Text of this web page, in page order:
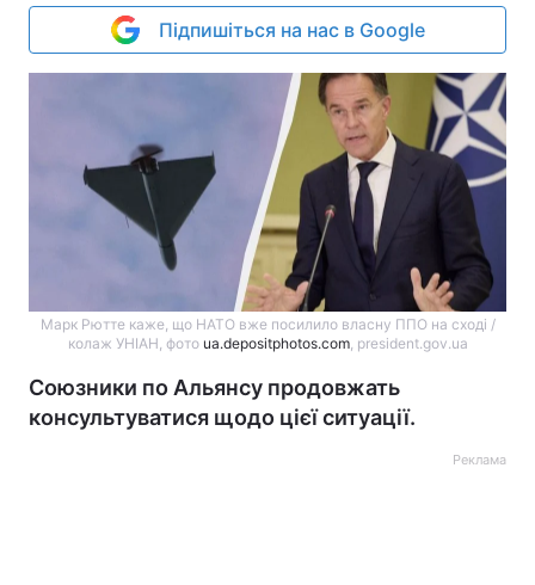
Підпишіться на нас в Google
Марк Рютте каже, що НАТО вже посилило власну ППО на сході /
колаж УНІАН, фото ua.depositphotos.com, president.gov.ua
Союзники по Альянсу продовжать
консультуватися щодо цієї ситуації.
Реклама